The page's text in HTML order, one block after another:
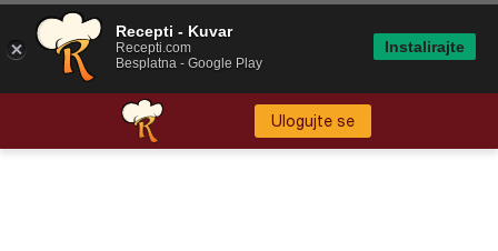
Ulogujte se
Recepti - Kuvar
Recepti.com
Besplatna - Google Play
Instalirajte